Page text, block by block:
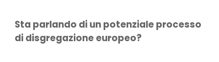
Sta parlando di un potenziale processo
di disgregazione europeo?